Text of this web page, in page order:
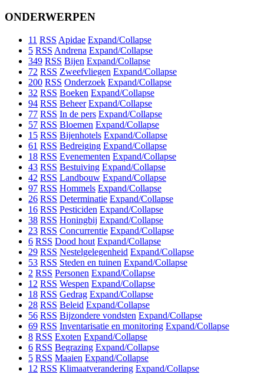
ONDERWERPEN
11 RSS Apidae Expand/Collapse
5 RSS Andrena Expand/Collapse
349 RSS Bijen Expand/Collapse
72 RSS Zweefvliegen Expand/Collapse
200 RSS Onderzoek Expand/Collapse
32 RSS Boeken Expand/Collapse
94 RSS Beheer Expand/Collapse
77 RSS In de pers Expand/Collapse
57 RSS Bloemen Expand/Collapse
15 RSS Bijenhotels Expand/Collapse
61 RSS Bedreiging Expand/Collapse
18 RSS Evenementen Expand/Collapse
43 RSS Bestuiving Expand/Collapse
42 RSS Landbouw Expand/Collapse
97 RSS Hommels Expand/Collapse
26 RSS Determinatie Expand/Collapse
16 RSS Pesticiden Expand/Collapse
38 RSS Honingbij Expand/Collapse
23 RSS Concurrentie Expand/Collapse
6 RSS Dood hout Expand/Collapse
29 RSS Nestelgelegenheid Expand/Collapse
53 RSS Steden en tuinen Expand/Collapse
2 RSS Personen Expand/Collapse
12 RSS Wespen Expand/Collapse
18 RSS Gedrag Expand/Collapse
28 RSS Beleid Expand/Collapse
56 RSS Bijzondere vondsten Expand/Collapse
69 RSS Inventarisatie en monitoring Expand/Collapse
8 RSS Exoten Expand/Collapse
6 RSS Begrazing Expand/Collapse
5 RSS Maaien Expand/Collapse
12 RSS Klimaatverandering Expand/Collapse